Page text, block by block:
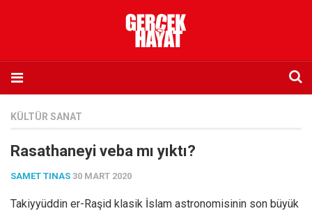
Künye
İletişim
Abone olmak istiyorum
KÜLTÜR SANAT
Rasathaneyi veba mı yıktı?
SAMET TINAS 30 MART 2020
Takiyyüddin er-Raşid klasik İslam astronomisinin son büyük